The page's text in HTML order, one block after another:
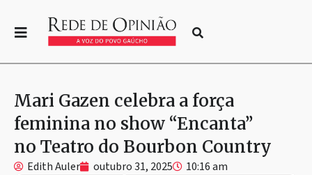
Mari Gazen celebra a força
feminina no show “Encanta”
no Teatro do Bourbon Country
Edith Auler outubro 31, 2025 10:16 am